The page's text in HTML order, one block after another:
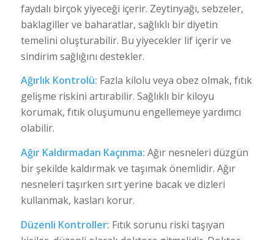
faydalı birçok yiyeceği içerir. Zeytinyağı, sebzeler,
baklagiller ve baharatlar, sağlıklı bir diyetin
temelini oluşturabilir. Bu yiyecekler lif içerir ve
sindirim sağlığını destekler.
Ağırlık Kontrolü: Fazla kilolu veya obez olmak, fıtık
gelişme riskini artırabilir. Sağlıklı bir kiloyu
korumak, fıtık oluşumunu engellemeye yardımcı
olabilir.
Ağır Kaldırmadan Kaçınma: Ağır nesneleri düzgün
bir şekilde kaldırmak ve taşımak önemlidir. Ağır
nesneleri taşırken sırt yerine bacak ve dizleri
kullanmak, kasları korur.
Düzenli Kontroller: Fıtık sorunu riski taşıyan